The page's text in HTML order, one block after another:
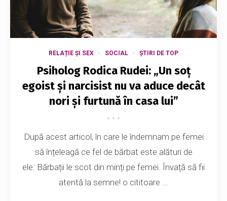
RELAȚIE ȘI SEX SOCIAL ȘTIRI DE TOP
Psiholog Rodica Rudei: „Un soț
egoist și narcisist nu va aduce decât
nori și furtună în casa lui”
După acest articol, în care le îndemnam pe femei
să înțeleagă ce fel de bărbat este alături de
ele: Bărbații le scot din minți pe femei. Învață să fii
atentă la semne! o cititoare ...